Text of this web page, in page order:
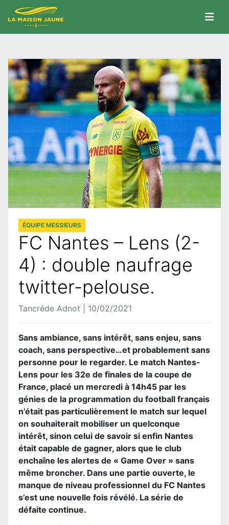
ÉQUIPE MESSIEURS
FC Nantes – Lens (2-
4) : double naufrage
twitter-pelouse.
Tancréde Adnot | 10/02/2021
Sans ambiance, sans intérêt, sans enjeu, sans
coach, sans perspective…et probablement sans
personne pour le regarder. Le match Nantes-
Lens pour les 32e de finales de la coupe de
France, placé un mercredi à 14h45 par les
génies de la programmation du football français
n’était pas particulièrement le match sur lequel
on souhaiterait mobiliser un quelconque
intérêt, sinon celui de savoir si enfin Nantes
était capable de gagner, alors que le club
enchaîne les alertes de « Game Over » sans
même broncher. Dans une partie ouverte, le
manque de niveau professionnel du FC Nantes
s’est une nouvelle fois révélé. La série de
défaite continue.